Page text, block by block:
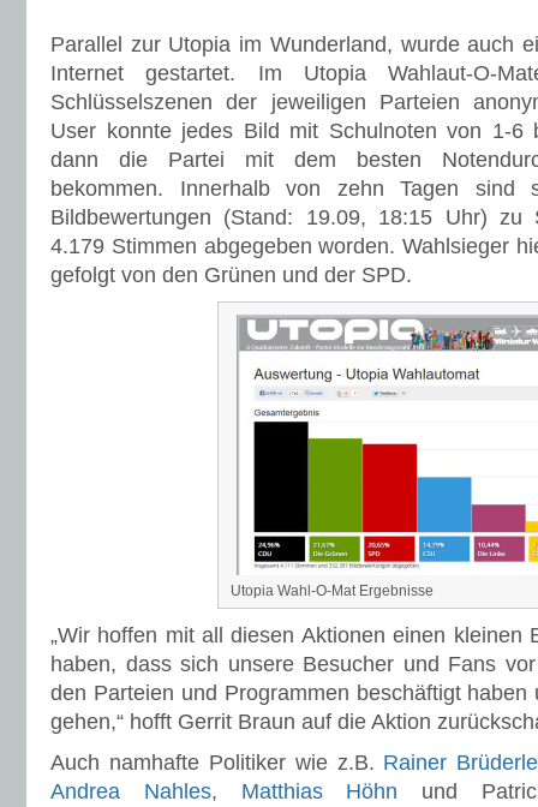
Parallel zur Utopia im Wunderland, wurde auch
Internet gestartet. Im Utopia Wahlaut-O-
Schlüsselszenen der jeweiligen Parteien
User konnte jedes Bild mit Schulnoten von 1-6
dann die Partei mit dem besten
bekommen. Innerhalb von zehn Tagen sind
Bildbewertungen (Stand: 19.09, 18:15 Uhr) zu
4.179 Stimmen abgegeben worden. Wahlsieger
gefolgt von den Grünen und der SPD.
Utopia Wahl-O-Mat Ergebnisse
„Wir hoffen mit all diesen Aktionen einen kleinen
haben, dass sich unsere Besucher und Fans
den Parteien und Programmen beschäftigt
gehen,“ hofft Gerrit Braun auf die Aktion
Auch namhafte Politiker wie z.B. Rainer Brüderle
Andrea Nahles, Matthias Höhn und